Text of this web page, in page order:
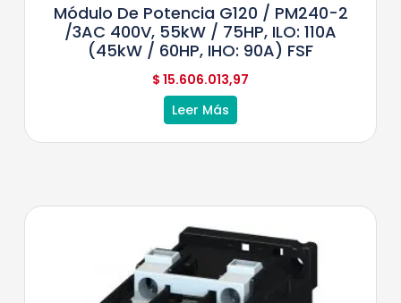
Módulo De Potencia G120 / PM240-2
/3AC 400V, 55kW / 75HP, ILO: 110A
(45kW / 60HP, IHO: 90A) FSF
$ 15.606.013,97
Leer Más